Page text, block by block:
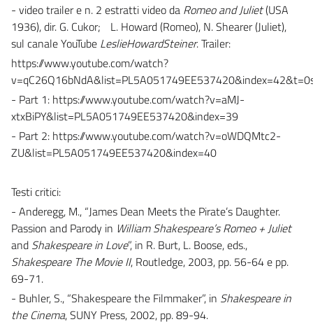
- video trailer e n. 2 estratti video da Romeo and Juliet(USA
1936), dir. G. Cukor; L. Howard (Romeo), N. Shearer (Juliet),
sul canale YouTube LeslieHowardSteiner. Trailer:
https://www.youtube.com/watch?
- Part 1: https://www.youtube.com/watch?v=aMJ-
xtxBiPY&list=PL5A051749EE537420&index=39
- Part 2: https://www.youtube.com/watch?v=oWDQMtc2-
ZU&list=PL5A051749EE537420&index=40
Testi critici:
- Anderegg, M., “James Dean Meets the Pirate’s Daughter.
Passion and Parody in William Shakespeare’s Romeo + Juliet
and Shakespeare in Love”, in R. Burt, L. Boose, eds.,
Shakespeare The Movie II, Routledge, 2003, pp. 56-64 e pp.
69-71.
- Buhler, S., “Shakespeare the Filmmaker”, in Shakespeare in
the Cinema, SUNY Press, 2002, pp. 89-94.